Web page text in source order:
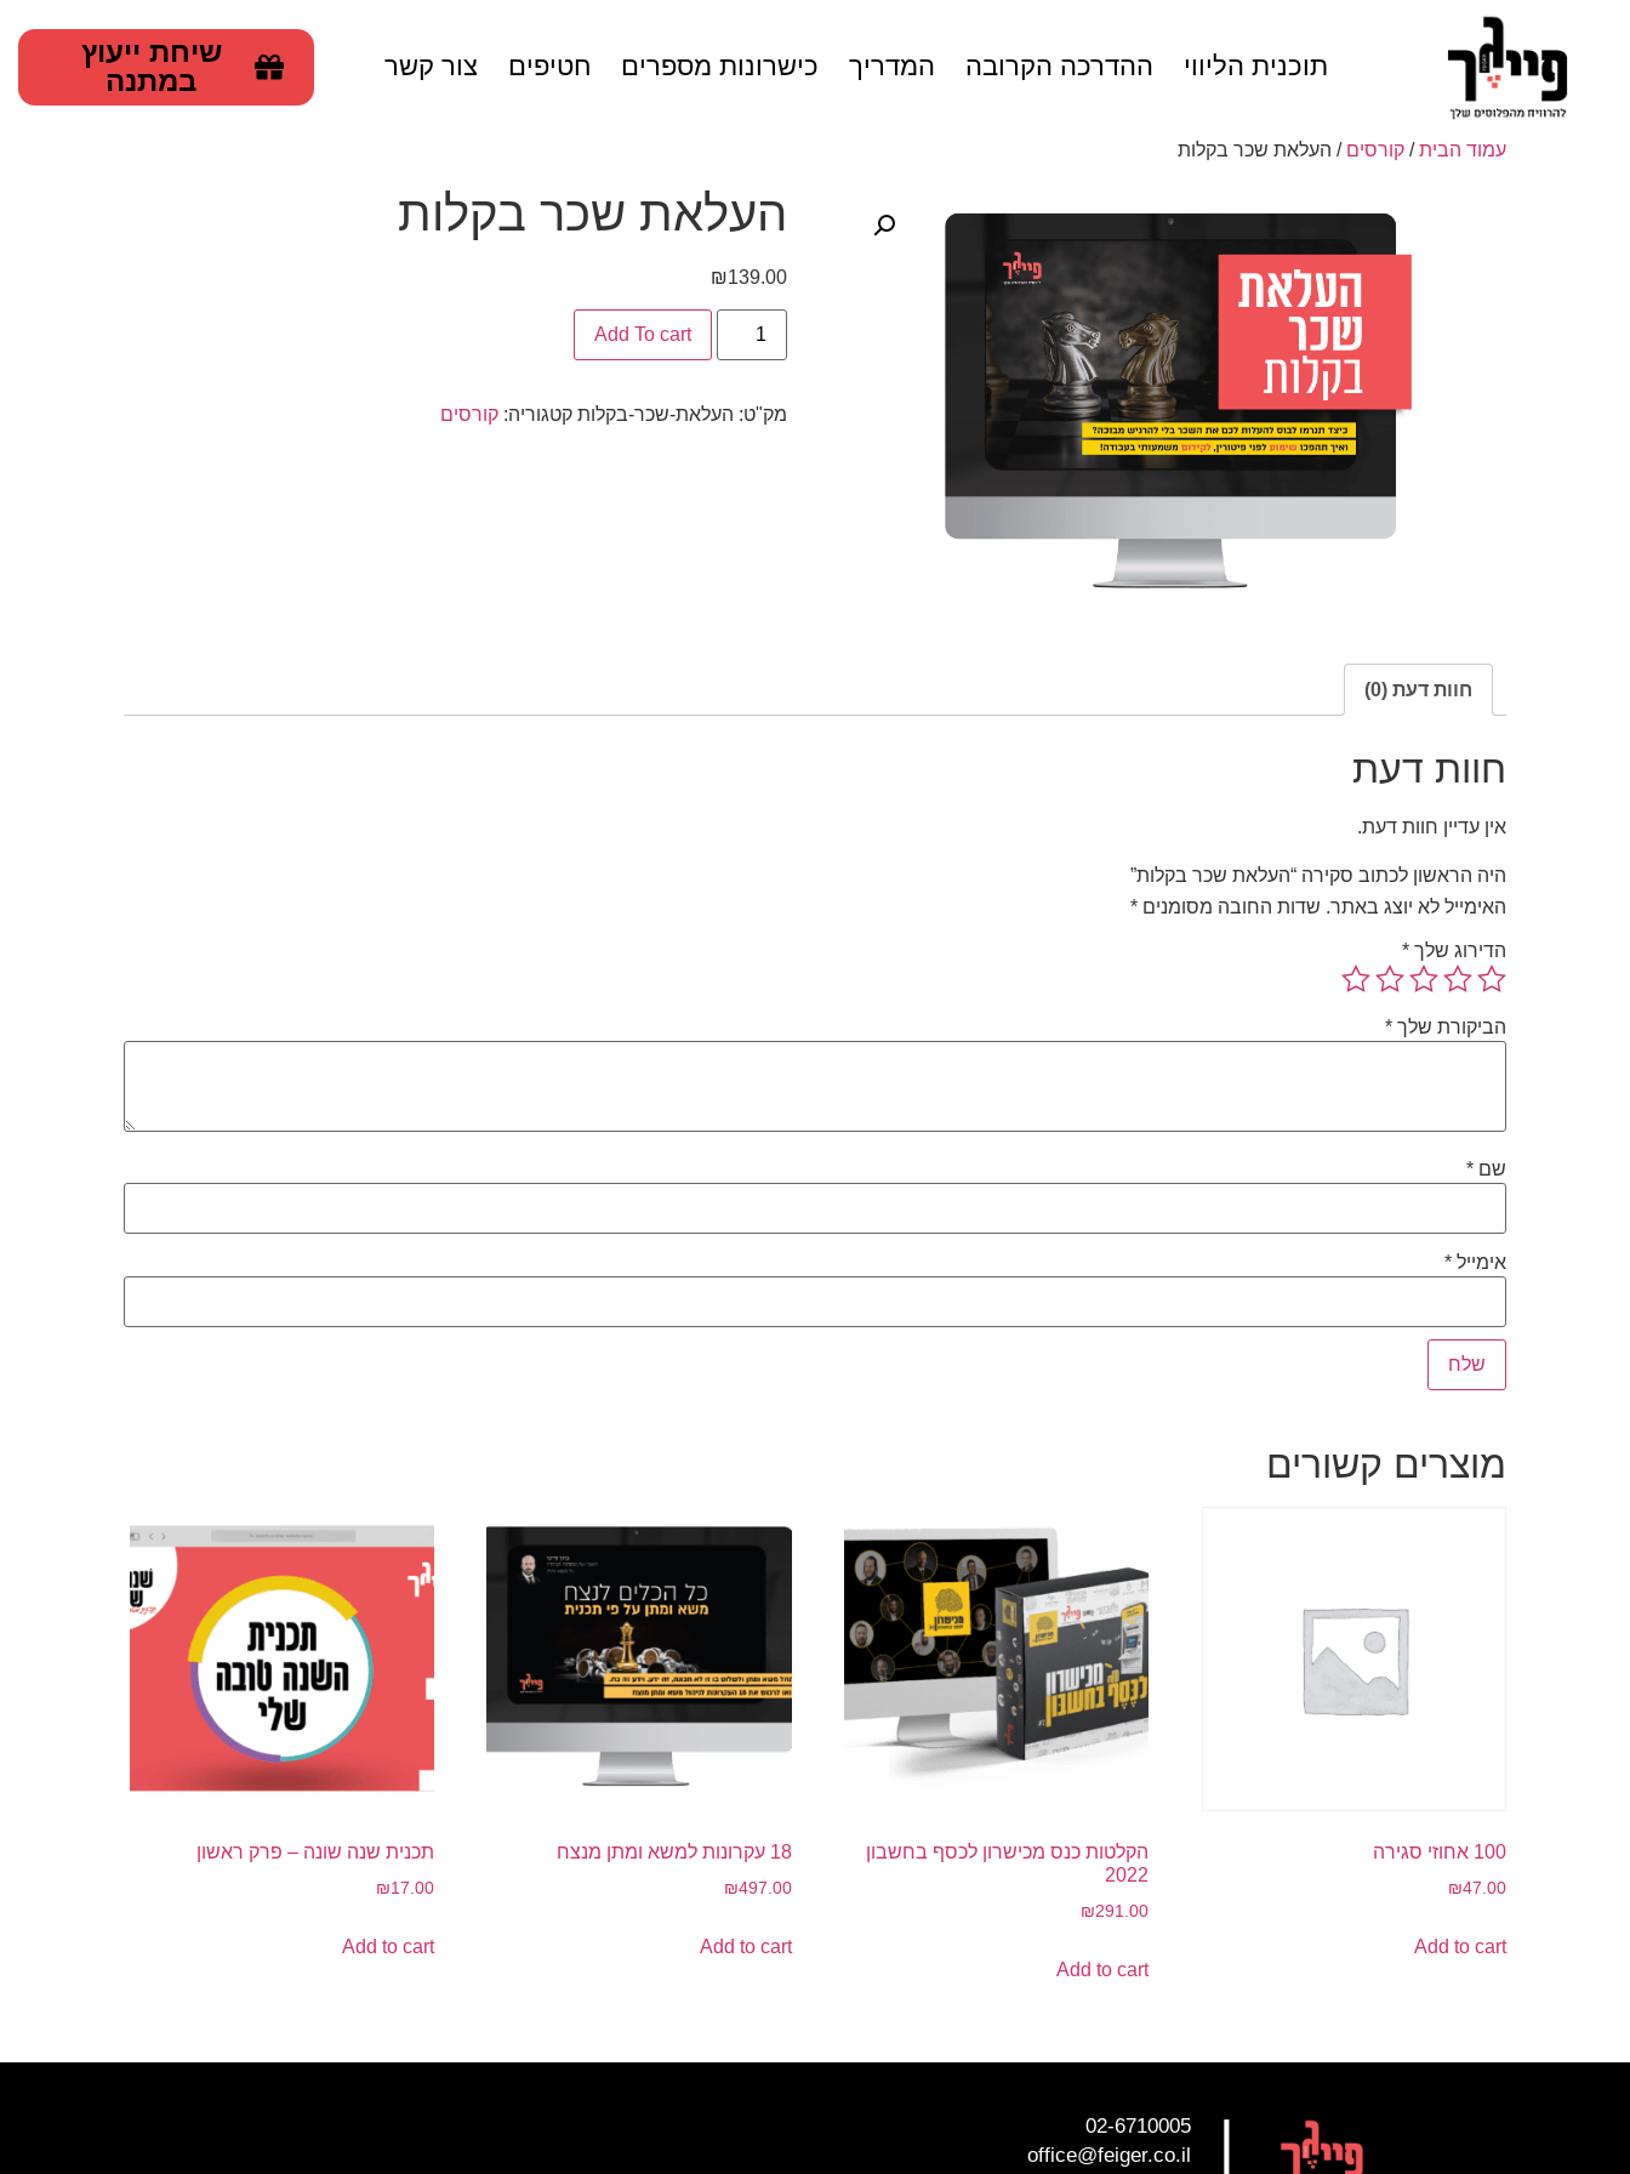
תוכנית הליווי ההדרכה הקרובה המדריך כישרונות מספרים חטיפים צור קשר
שיחת ייעוץ
במתנה
עמוד הבית/ קורסים / העלאת שכר בקלות
העלאת שכר בקלות
₪139.00
Add To cart
מק"ט: העלאת-שכר-בקלות קטגוריה: קורסים
חוות דעת (0)
חוות דעת
אין עדיין חוות דעת.
היה הראשון לכתוב סקירה “העלאת שכר בקלות”
האימייל לא יוצג באתר. שדות החובה מסומנים *
הדירוג שלך *
הביקורת שלך *
שם *
אימייל *
מוצרים קשורים
100 אחוזי סגירה
₪47.00
Add to cart
הקלטות כנס מכישרון לכסף בחשבון
2022
₪291.00
Add to cart
18 עקרונות למשא ומתן מנצח
₪497.00
Add to cart
תכנית שנה שונה – פרק ראשון
₪17.00
Add to cart
02-6710005
office@feiger.co.il